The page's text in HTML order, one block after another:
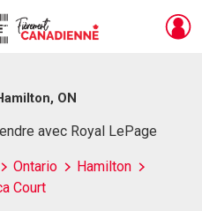
ON
avec Royal LePage
Ontario
Hamilton
Court